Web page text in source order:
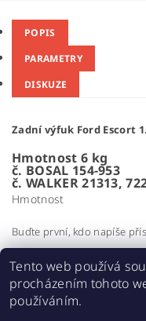
POPIS
PARAMETRY
DISKUZE
Zadní výfuk Ford Escort
Hmotnost 6 kg
č. BOSAL 154-953
č. WALKER 21313,
Hmotnost
Buďte první, kdo napíše
Přidat komentář
Tento web používá
procházením tohoto
používáním.